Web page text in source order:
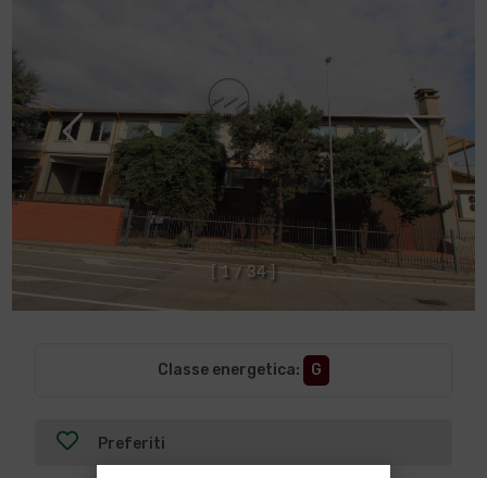
1 / 34 ]
Classe energetica: G
Preferiti